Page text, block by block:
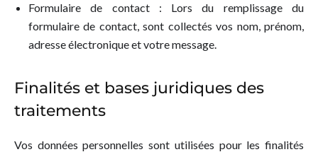
Formulaire de contact : Lors du remplissage du
formulaire de contact, sont collectés vos nom, prénom,
adresse électronique et votre message.
Finalités et bases juridiques des
traitements
Vos données personnelles sont utilisées pour les finalités